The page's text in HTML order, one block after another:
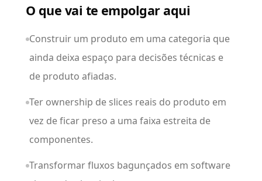
O que vai te empolgar aqui
Construir um produto em uma categoria que
ainda deixa espaço para decisões técnicas e
de produto afiadas.
Ter ownership de slices reais do produto em
vez de ficar preso a uma faixa estreita de
componentes.
Transformar fluxos bagunçados em software